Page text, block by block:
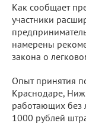
Как сообщает
участники
намерены
закона о
Опыт принятия
Краснодаре,
работающих без
1000 рублей